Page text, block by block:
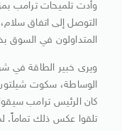
وأدت تلميحات ترامب
التوصل إلى اتفاق
المتداولون في السوق
ويرى خبير الطاقة في
الوساطة، سكوت
كان الرئيس ترامب
تلقوا عكس ذلك تماماً.